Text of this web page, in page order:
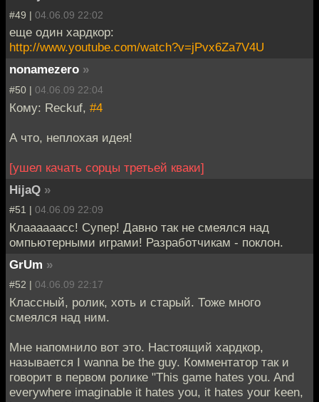
#49 | 04.06.09 22:02
еще один хардкор:
http://www.youtube.com/watch?v=jPvx6Za7V4U
nonamezero »
#50 | 04.06.09 22:04
Кому: Reckuf, #4
А что, неплохая идея!
[ушел качать сорцы третьей кваки]
HijaQ »
#51 | 04.06.09 22:09
Клаааааасс! Супер! Давно так не смеялся над
омпьютерными играми! Разработчикам - поклон.
GrUm »
#52 | 04.06.09 22:17
Классный, ролик, хоть и старый. Тоже много
смеялся над ним.
Мне напомнило вот это. Настоящий хардкор,
называется I wanna be the guy. Комментатор так и
говорит в первом ролике "This game hates you. And
everywhere imaginable it hates you, it hates your keen,